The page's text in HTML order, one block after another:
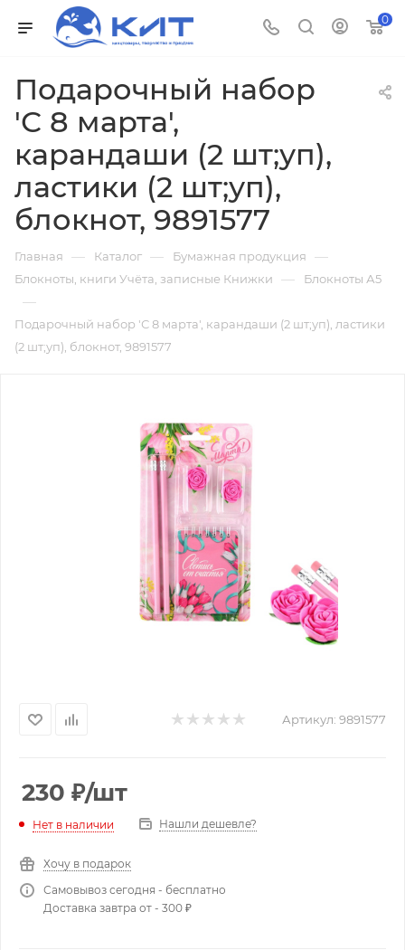
0
Подарочный набор
'С 8 марта',
карандаши (2 шт;уп),
ластики (2 шт;уп),
блокнот, 9891577
Главная — Каталог — Бумажная продукция —
Блокноты, книги Учёта, записные Книжки — Блокноты А5
—
Подарочный набор 'С 8 марта', карандаши (2 шт;уп), ластики
(2 шт;уп), блокнот, 9891577
Артикул: 9891577
230 ₽/шт
Нет в наличии Нашли дешевле?
Хочу в подарок
Самовывоз сегодня - бесплатно
Доставка завтра от - 300 ₽